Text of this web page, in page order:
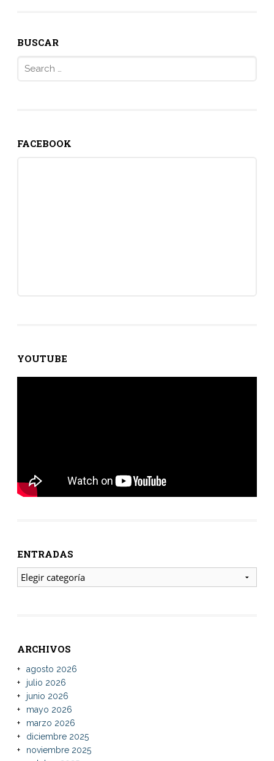
BUSCAR
FACEBOOK
YOUTUBE
ENTRADAS
ENTRADAS
ARCHIVOS
agosto 2026
julio 2026
junio 2026
mayo 2026
marzo 2026
diciembre 2025
noviembre 2025